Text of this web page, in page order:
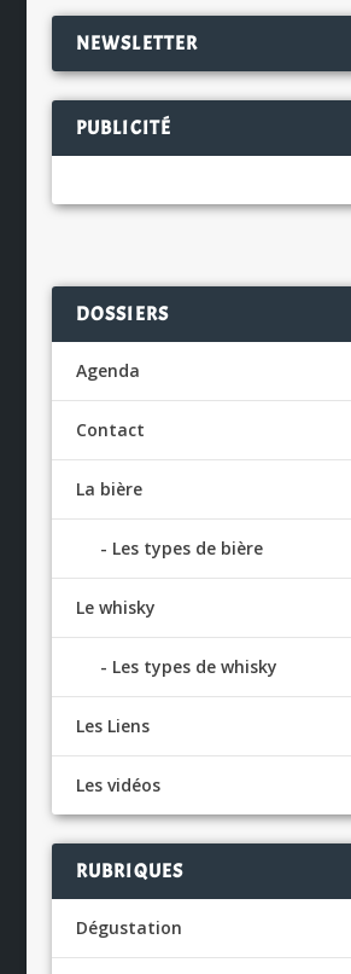
NEWSLETTER
PUBLICITÉ
DOSSIERS
Agenda
Contact
La bière
Les types de bière
Le whisky
Les types de whisky
Les Liens
Les vidéos
RUBRIQUES
Dégustation